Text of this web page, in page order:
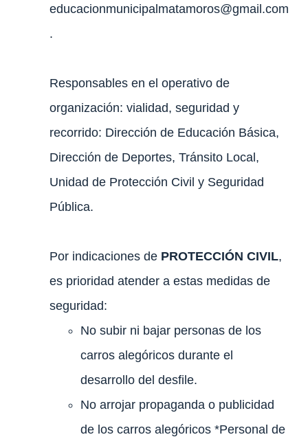
educacionmunicipalmatamoros@gmail.com
.
Responsables en el operativo de
organización: vialidad, seguridad y
recorrido: Dirección de Educación Básica,
Dirección de Deportes, Tránsito Local,
Unidad de Protección Civil y Seguridad
Pública.
Por indicaciones dePROTECCIÓN CIVIL,
es prioridad atender a estas medidas de
seguridad:
No subir ni bajar personas de los
carros alegóricos durante el
desarrollo del desfile.
No arrojar propaganda o publicidad
de los carros alegóricos *Personal de